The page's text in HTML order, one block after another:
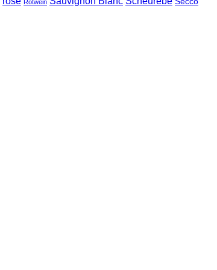
Rotwein